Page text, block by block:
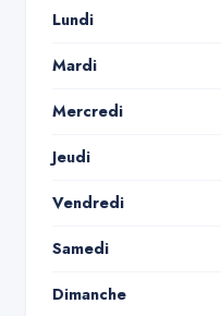
Lundi
Mardi
Mercredi
Jeudi
Vendredi
Samedi
Dimanche